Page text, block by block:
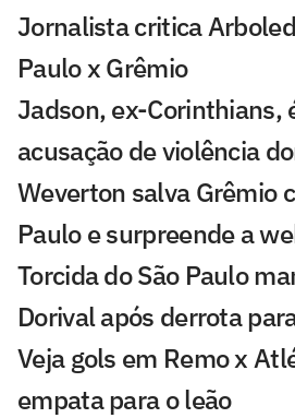
Jornalista critica
Paulo x Grêmio
Jadson, ex-Corinthians,
acusação de violência
Weverton salva Grêmio
Paulo e surpreende a
Torcida do São Paulo
Dorival após derrota
Veja gols em Remo x
empata para o leão